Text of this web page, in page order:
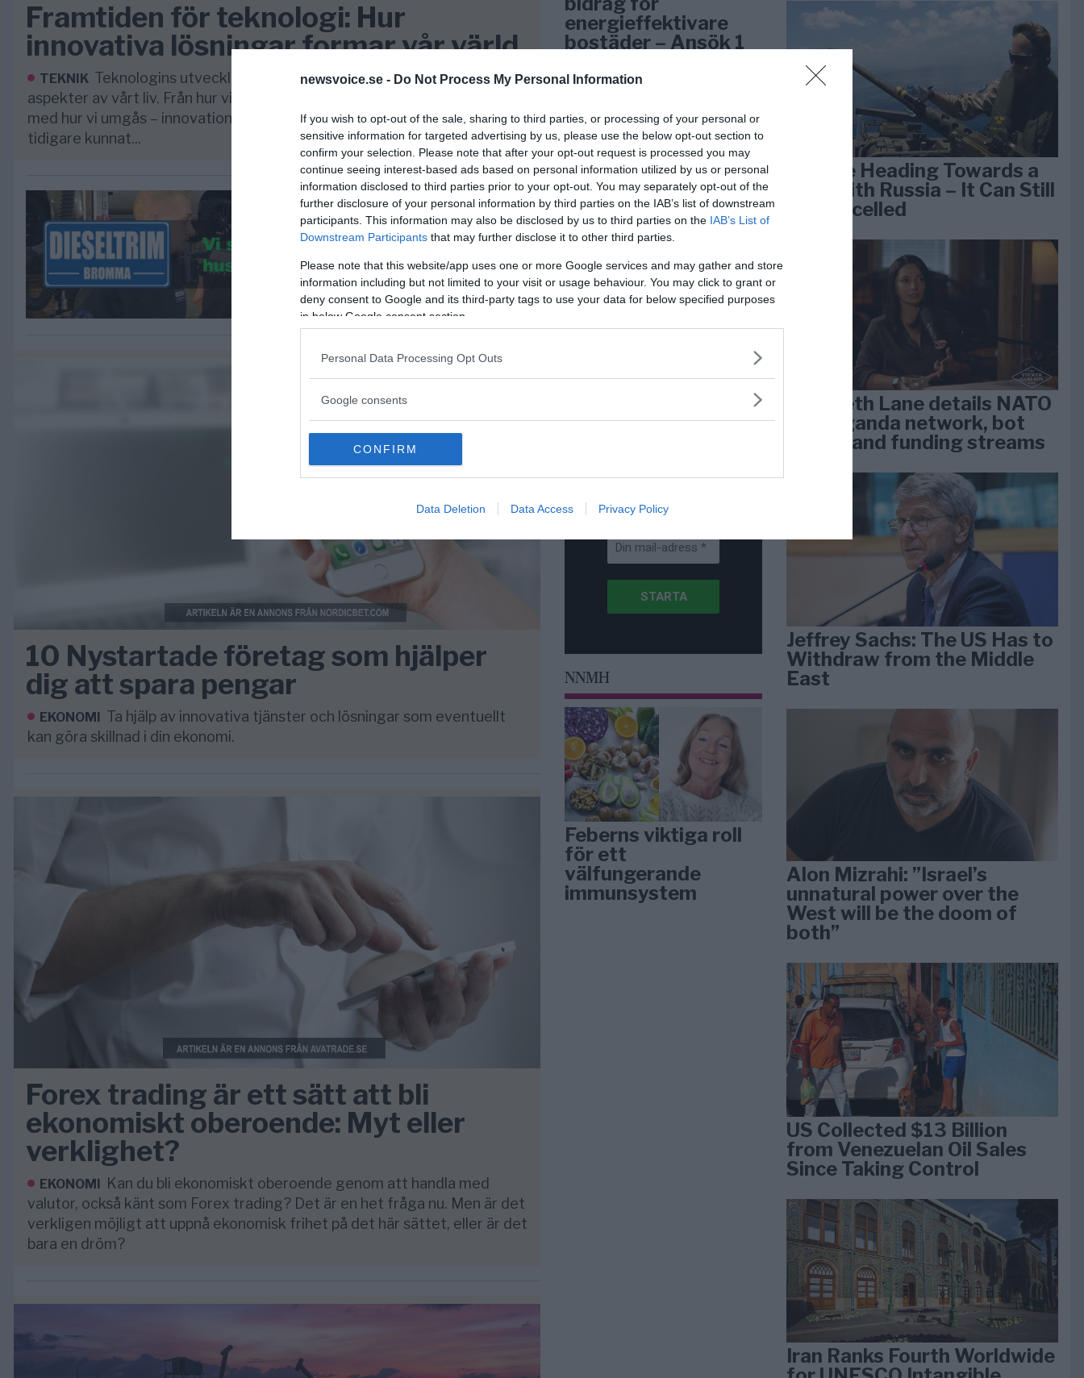
newsvoice.se - Do Not Process My Personal Information
If you wish to opt-out of the sale, sharing to third parties, or processing of your personal or
sensitive information for targeted advertising by us, please use the below opt-out section to
confirm your selection. Please note that after your opt-out request is processed you may
continue seeing interest-based ads based on personal information utilized by us or personal
information disclosed to third parties prior to your opt-out. You may separately opt-out of the
further disclosure of your personal information by third parties on the IAB’s list of downstream
participants. This information may also be disclosed by us to third parties on the IAB’s List of
Downstream Participants that may further disclose it to other third parties.
Please note that this website/app uses one or more Google services and may gather and store
information including but not limited to your visit or usage behaviour. You may click to grant or
deny consent to Google and its third-party tags to use your data for below specified purposes
in below Google consent section.
Personal Data Processing Opt Outs
Google consents
CONFIRM
Data Deletion Data Access Privacy Policy
Framtiden för teknologi: Hur
innovativa lösningar formar vår värld
TEKNIK Teknologins utveckling går i rasande takt och påverkar alla
aspekter av vårt liv. Från hur vi kommunicerar till hur vi arbetar och till och
med hur vi umgås – innovationer förändrar vår vardag på sätt vi aldrig
tidigare kunnat...
10 Nystartade företag som hjälper
dig att spara pengar
EKONOMI Ta hjälp av innovativa tjänster och lösningar som eventuellt
kan göra skillnad i din ekonomi.
Forex trading är ett sätt att bli
ekonomiskt oberoende: Myt eller
verklighet?
EKONOMI
Kan du bli ekonomiskt oberoende genom att handla med
valutor, också känt som Forex trading? Det är en het fråga nu. Men är det
verkligen möjligt att uppnå ekonomisk frihet på det här sättet, eller är det
bara en dröm?
energieffektivare
bostäder – Ansök 1
Tankesmedjan
Kreaprenör: En plan
för Sverige är redan
nyhets-mail
NNMH
Feberns viktiga roll
för ett
välfungerande
immunsystem
We Are Heading Towards a
War With Russia – It Can Still
Be Cancelled
Elizabeth Lane details NATO
propaganda network, bot
farms, and funding streams
Jeffrey Sachs: The US Has to
Withdraw from the Middle
East
Alon Mizrahi: ”Israel’s
unnatural power over the
West will be the doom of
both”
US Collected $13 Billion
from Venezuelan Oil Sales
Since Taking Control
Iran Ranks Fourth Worldwide